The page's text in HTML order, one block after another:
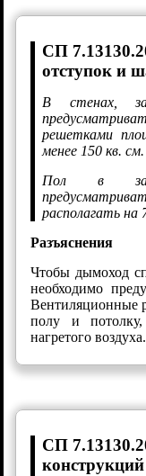
СП
отступок и
В стенах,
решетками
менее 150 кв. см.
Пол в
располагать
Разъяснения
Чтобы дымоход
необходимо
Вентиляционные
полу и
нагретого воздуха.
СП
конструкций